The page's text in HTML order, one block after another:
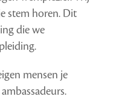
stem horen. Dit
die we
mensen je